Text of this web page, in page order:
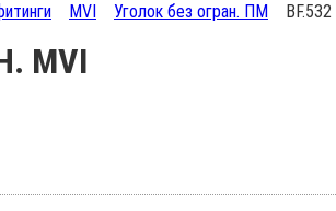
MVI Уголок без огран. ПМ
MVI